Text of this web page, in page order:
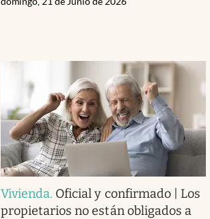
Vivienda. Oficial y confirmado | Los
propietarios no están obligados a